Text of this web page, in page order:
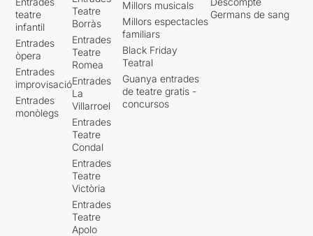
teatre
infantil
Entrades
òpera
Entrades
improvisació
Entrades
monòlegs
Teatre
Borràs
Entrades
Teatre
Romea
Entrades
La
Villarroel
Entrades
Teatre
Condal
Entrades
Teatre
Victòria
Entrades
Teatre
Apolo
Millors musicals
Millors espectacles
familiars
Black Friday
Teatral
Guanya entrades
de teatre gratis -
concursos
Germans de sang